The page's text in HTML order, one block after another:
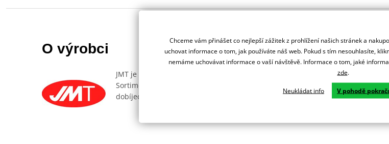
O výrobci
JMT je přední německou značkou, spadající pod firmu JM Products. JMT vyrábí
Sortiment zahrnuje konvenční, bezúdržbové, továrně aktivované a gelové
dobíjecích zařízení. Firma JMT také vyrábí brzdové páčky, páčky spojky, zpětná
Chceme vám přinášet co nejlepší zážitek z prohlížení našich stránek a
uchovat informace o tom, jak používáte náš web. Pokud s tím nesouhlasíte,
nemáme uchovávat informace o vaší návštěvě. Informace o tom, jaké
zde.
Neukládat info V pohodě